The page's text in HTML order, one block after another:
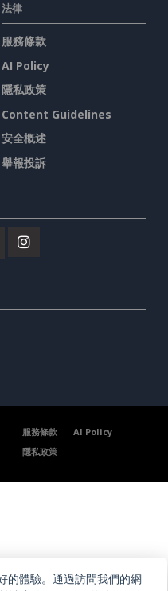
法律
服務條款
AI Policy
隱私政策
Content Guidelines
安全概述
舉報投訴
服務條款
AI Policy
隱私政策
的體驗。通過訪問我們的網